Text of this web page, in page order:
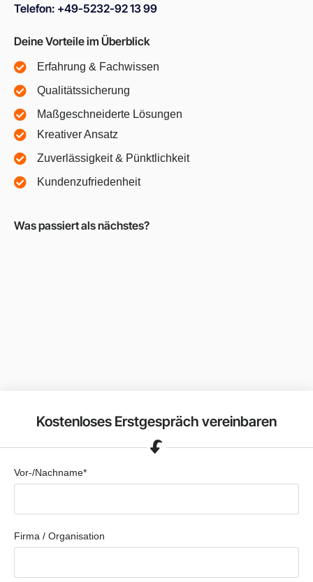
Telefon: +49-5232-92 13 99
Deine Vorteile im Überblick
Erfahrung & Fachwissen
Qualitätssicherung
Maßgeschneiderte Lösungen
Kreativer Ansatz
Zuverlässigkeit & Pünktlichkeit
Kundenzufriedenheit
Was passiert als nächstes?
Kostenloses Erstgespräch vereinbaren
Vor-/Nachname*
Firma / Organisation